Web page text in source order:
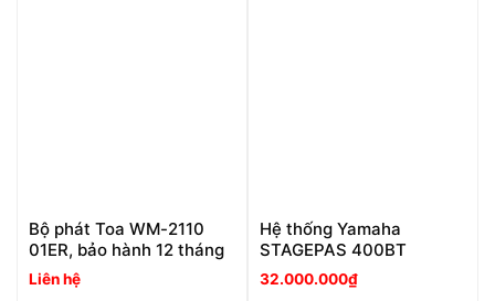
Bộ phát Toa WM-2110
01ER, bảo hành 12 tháng
Liên hệ
Hệ thống Yamaha
STAGEPAS 400BT
32.000.000₫